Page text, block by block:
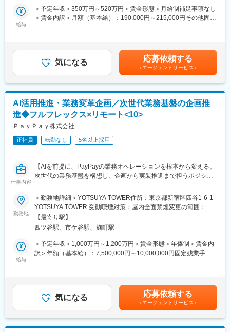
います。
・ノー残業デー：毎週(水)全社で18時退社をしています！
・生成AI（chatGPT、GitHub Copilot、Cursor）を業務で活用でき
るので、効率化を追求した働き方が可能！最新技術やサービスを
常にキャッチアップしています。
・当社は受託開発（SI）中心ではありますが、自社サービスの開
発も行っており、マリンテック事業も行っています。
・引き続き自社サービス開発も進めるため、新規サービス開発を
行いたい方は歓迎いたします！
変更の範囲：本文参照
・現在RPA支援だけでなく、ノーコード、ローコードを利用して
お客様の支援幅拡大中！多種多様な顧客との取引多数！
・基本常駐なし
■働く魅力
・全国の自治体DX、働き方改革にダイレクトに携われるので、顧
も身に付きます。
・高い営業力を誇り、エンジニアの希望に即した案件を受注でき
ています。そのためエンタープライズ案件なども含め、豊富な案
件を取り揃えています！
手当の支給はもちろん、案件やお任せする業務も調整しながら、
スキルを身に着けられます！
■抜群の働きやすさ・柔軟な働き方が可能！
・リモート／フレックス可 ※1日の最低勤務時間：4時間
・残業：平均5h程度
ユニット単位・全社で残業時間が可視化されており、全員で残業
を削減するよう取り組んでいます。また残業30hを超える場合、
上長に通知するシステムとなっており、残業削減をフォローして
・ノー残業デー：毎週(水)全社で18時退社をしています！
・月1日ペースで有給取得を奨励。経営層も長期休暇を取得するな
・生成AI（chatGPT、GitHub Copilot、Cursor）を業務で活用でき
るので、効率化を追求した働き方が可能！最新技術やサービスを
常にキャッチアップしています。
・当社は受託開発（SI）中心ではありますが、自社サービスの開
発も行っており、マリンテック事業も行っています。
給与
＜予定年収＞350万円～520万円＜賃金形態＞月給制補足事項なし
＜賃金内訳＞月額（基本給）：190,000円～215,000円その他固定
む）＜昇給有無＞有＜残業手当＞有＜給与補足＞※給与詳細は経
験・能力・前給を考慮の上、決定します。■昇格：年1回（7月）■
昇給：年1回（7月）■決算賞与：年1回（6月）【年収例】 年収
500万円／経験5年／SE／27歳 年収650万円／経験9年／PL／32
歳 年収850万円／経験16年／PM／38歳賃金はあくまでも目安の
金額であり、選考を通じて上下する可能性があります。月給(月額)
は固定手当を含めた表記です。
気になる 応募依頼する
（エージェントサービス）
AI活用推進・業務変革企画／次世代業務基盤の企画推
進◆フルフレックス×リモート<10>
ＰａｙＰａｙ株式会社
正社員 転勤なし 5名以上採用
仕事内容
【AIを前提に、PayPayの業務オペレーションを根本から変える。
次世代の業務基盤を構想し、企画から実装推進まで担うポジショ
■業務内容：
2018年のサービス開始から約7年でユーザー数7,000万人を突破し
たPayPayは、決済にとどまらず、金融・生活サービスへと事業領
域を拡大しています。そうした変革を支えるため、業務推進本部
では「安心・安全」と「効率的な業務オペレーション」の両立を
目指し、オペレーション戦略、データ活用、リスク管理、AI・テ
クノロジー活用を横断的に推進しています。
ン基盤の企画・開発推進を担うポジションです。所属する基盤企
画部は、AI・データ分析・システム開発の知見を活かし、PayPay
の業務オペレーションを抜本的に進化させるための新しいITソリ
勤務地
＜勤務地詳細＞YOTSUYA TOWER住所：東京都新宿区四谷1-6-1
YOTSUYA TOWER 受動喫煙対策：屋内全面禁煙変更の範囲：会
社の定める事業所（リモートワーク含む）
【最寄り駅】
四ツ谷駅、市ケ谷駅、麹町駅
給与
＜予定年収＞1,000万円～1,200万円＜賃金形態＞年俸制＜賃金内
訳＞年額（基本給）：7,500,000円～10,000,000円固定残業手当/
業手当＞有＜給与補足＞■昇給：原則年1回（会社の業績と個人の
評価結果を元に決定）■評価制度：仕事の成果と業績への貢献度を
評価賃金はあくまでも目安の金額であり、選考を通じて上下する
可能性があります。月給(月額)は固定手当を含めた表記です。
気になる 応募依頼する
（エージェントサービス）